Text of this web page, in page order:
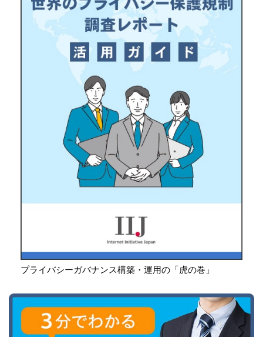
プライバシーガバナンス構築・運用の「虎の巻」